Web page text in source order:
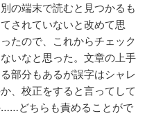
の端末で読むと見つかるも
されていないと改めて思
たので、これからチェック
いなと思った。文章の上手
部分もあるが誤字はシャレ
、校正をすると言ってして
どちらも責めることがで